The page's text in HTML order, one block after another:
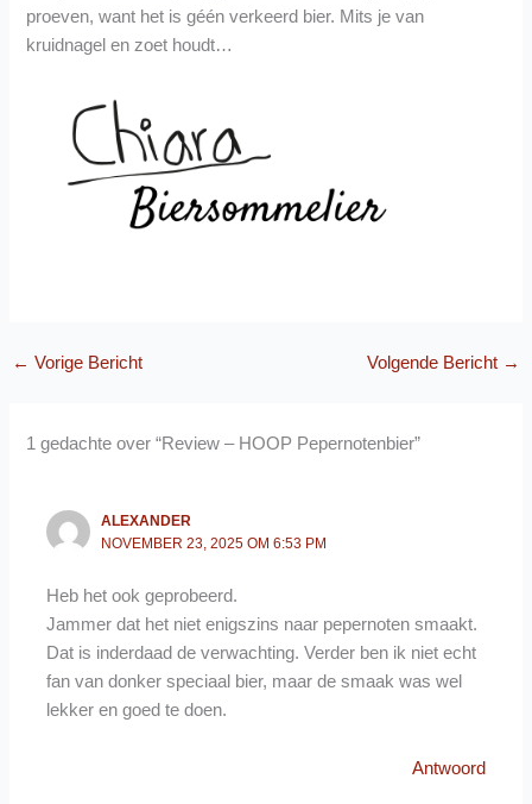
proeven, want het is géén verkeerd bier. Mits je van
kruidnagel en zoet houdt…
← Vorige Bericht Volgende Bericht →
1 gedachte over “Review – HOOP Pepernotenbier”
ALEXANDER
NOVEMBER 23, 2025 OM 6:53 PM
Heb het ook geprobeerd.
Jammer dat het niet enigszins naar pepernoten smaakt.
Dat is inderdaad de verwachting. Verder ben ik niet echt
fan van donker speciaal bier, maar de smaak was wel
lekker en goed te doen.
Antwoord